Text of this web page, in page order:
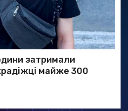
затримали
майже 300